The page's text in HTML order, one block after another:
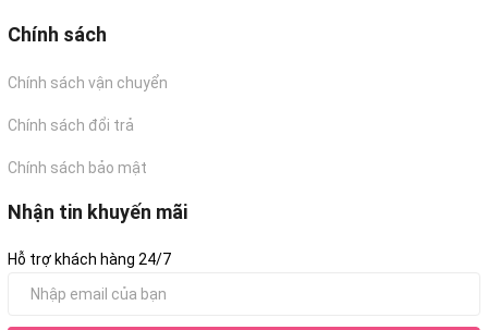
Chính sách
Chính sách vận chuyển
Chính sách đổi trả
Chính sách bảo mật
Nhận tin khuyến mãi
Hỗ trợ khách hàng 24/7